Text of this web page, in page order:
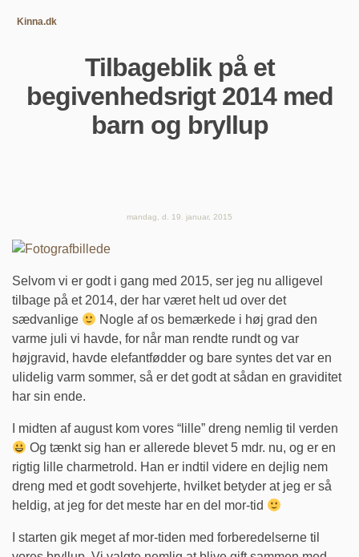
Kinna.dk
Tilbageblik på et
begivenhedsrigt 2014 med
barn og bryllup
mandag, d. 19. januar, 2015
Selvom vi er godt i gang med 2015, ser jeg nu alligevel
tilbage på et 2014, der har været helt ud over det
sædvanlige
Nogle af os bemærkede i høj grad den
varme juli vi havde, for når man rendte rundt og var
højgravid, havde elefantfødder og bare syntes det var en
ulidelig varm sommer, så er det godt at sådan en graviditet
har sin ende.
I midten af august kom vores “lille” dreng nemlig til verden
Og tænkt sig han er allerede blevet 5 mdr. nu, og er en
rigtig lille charmetrold. Han er indtil videre en dejlig nem
dreng med et godt sovehjerte, hvilket betyder at jeg er så
heldig, at jeg for det meste har en del mor-tid
I starten gik meget af mor-tiden med forberedelserne til